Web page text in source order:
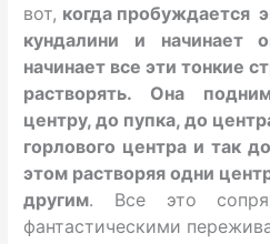
вот, когда пробуждается
кундалини и начинает
начинает все эти тонкие
растворять. Она
центру, до пупка, до
горлового центра и так
этом растворяя одни
другим. Все это
фантастическими